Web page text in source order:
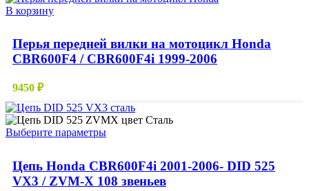
В корзину
Перья передней вилки на мотоцикл Honda
CBR600F4 / CBR600F4i 1999-2006
9450 ₽
Выберите параметрыЭтот
несколько
вариаций.
Цепь Honda CBR600F4i 2001-2006- DID 525
VX3 / ZVM-X 108 звеньев